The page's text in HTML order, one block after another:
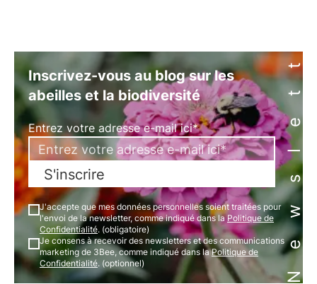
Newsletter
Inscrivez-vous au blog sur les
abeilles et la biodiversité
Entrez votre adresse e-mail ici*
S'inscrire
J'accepte que mes données personnelles soient traitées pour
l'envoi de la newsletter, comme indiqué dans laPolitique de
Confidentialité. (obligatoire)
Je consens à recevoir des newsletters et des communications
marketing de 3Bee, comme indiqué dans laPolitique de
Confidentialité. (optionnel)